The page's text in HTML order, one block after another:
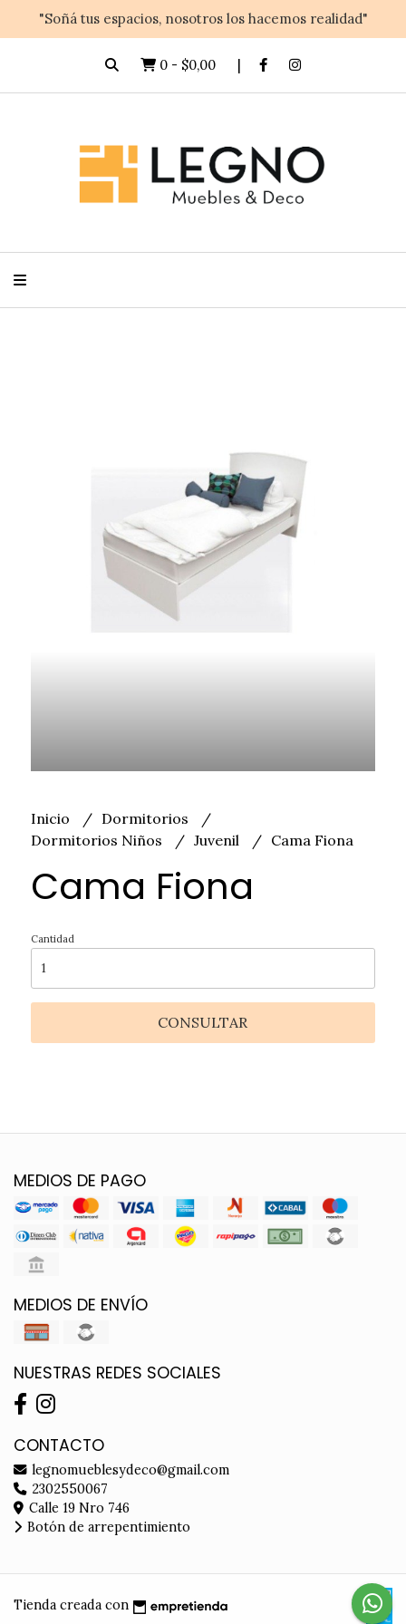
"Soñá tus espacios, nosotros los hacemos realidad"
0 - $0,00
Inicio
Dormitorios
Dormitorios Niños
Juvenil Cama Fiona
Cama Fiona
Cantidad
CONSULTAR
MEDIOS DE PAGO
MEDIOS DE ENVÍO
NUESTRAS REDES SOCIALES
CONTACTO
legnomueblesydeco@gmail.com
2302550067
Calle 19 Nro 746
Botón de arrepentimiento
Tienda creada con